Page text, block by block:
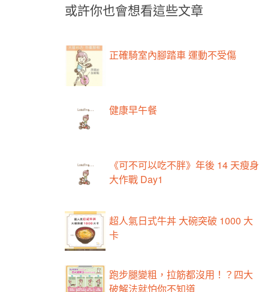
或許你也會想看這些文章
正確騎室內腳踏車 運動不受傷
健康早午餐
《可不可以吃不胖》年後 14 天瘦身
大作戰 Day1
超人氣日式牛丼 大碗突破 1000 大
卡
跑步腿變粗，拉筋都沒用！？四大
破解法就怕你不知道